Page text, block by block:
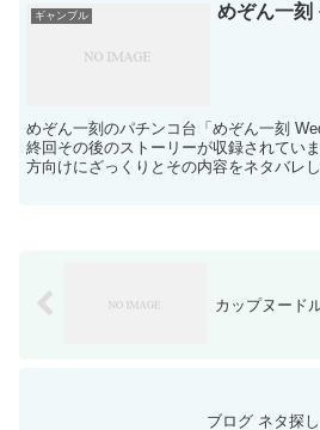
ギャンブル めぞん一刻
めぞん一刻のパチンコ台「めぞん一刻
終回その後のストーリーが収録されてい
方向けにざっくりとその内容をネタバレ
カップヌード
ブログ ネタ探し